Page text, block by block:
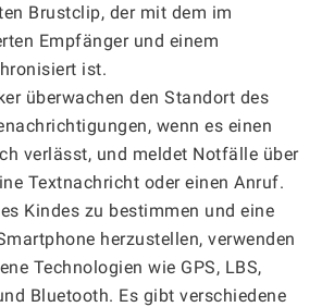
Brustclip, der mit dem im
Empfänger und einem
ist.
überwachen den Standort des
wenn es einen
verlässt, und meldet Notfälle über
Textnachricht oder einen Anruf.
Kindes zu bestimmen und eine
herzustellen, verwenden
Technologien wie GPS, LBS,
Bluetooth. Es gibt verschiedene